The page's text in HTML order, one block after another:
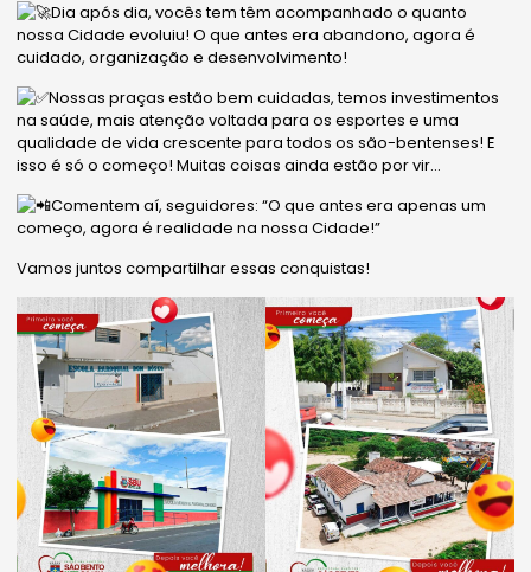
Dia após dia, vocês tem têm acompanhado o quanto
nossa Cidade evoluiu! O que antes era abandono, agora é
cuidado, organização e desenvolvimento!
Nossas praças estão bem cuidadas, temos investimentos
na saúde, mais atenção voltada para os esportes e uma
qualidade de vida crescente para todos os são-bentenses! E
isso é só o começo! Muitas coisas ainda estão por vir…
Comentem aí, seguidores: “O que antes era apenas um
começo, agora é realidade na nossa Cidade!”
Vamos juntos compartilhar essas conquistas!